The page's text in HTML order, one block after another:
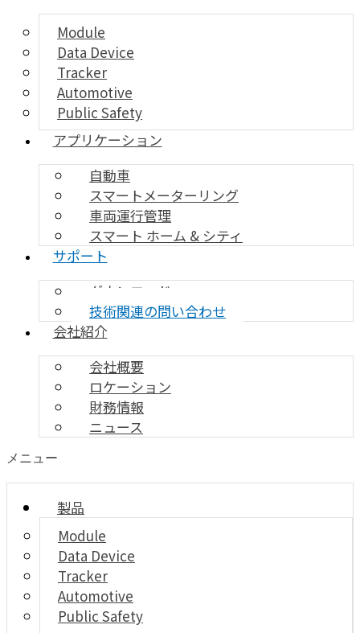
Module
Data Device
Tracker
Automotive
Public Safety
アプリケーション
自動車
スマートメーターリング
車両運行管理
スマート ホーム & シティ
サポート
ダウンロード
技術関連の問い合わせ
会社紹介
会社概要
ロケーション
財務情報
ニュース
メニュー
製品
Module
Data Device
Tracker
Automotive
Public Safety